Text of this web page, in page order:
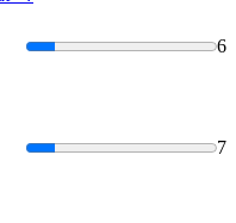
6
7